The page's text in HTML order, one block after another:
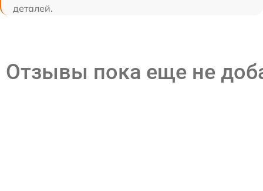
деталей.
Отзывы пока еще не